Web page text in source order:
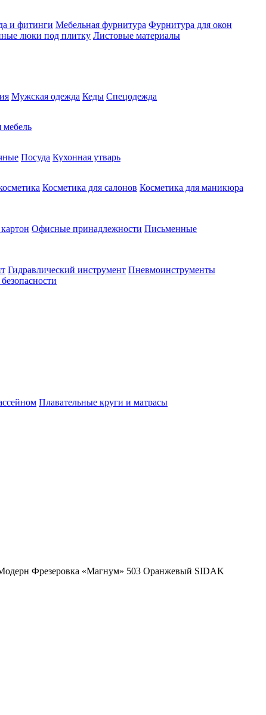
и фитинги Мебельная фурнитура Фурнитура для окон
люки под плитку Листовые материалы
Мужская одежда Кеды Спецодежда
Посуда Кухонная утварь
Косметика для салонов Косметика для маникюра
Офисные принадлежности Письменные
Гидравлический инструмент Пневмоинструменты
Плавательные круги и матрасы
Фрезеровка «Магнум» 503 Оранжевый SIDAK